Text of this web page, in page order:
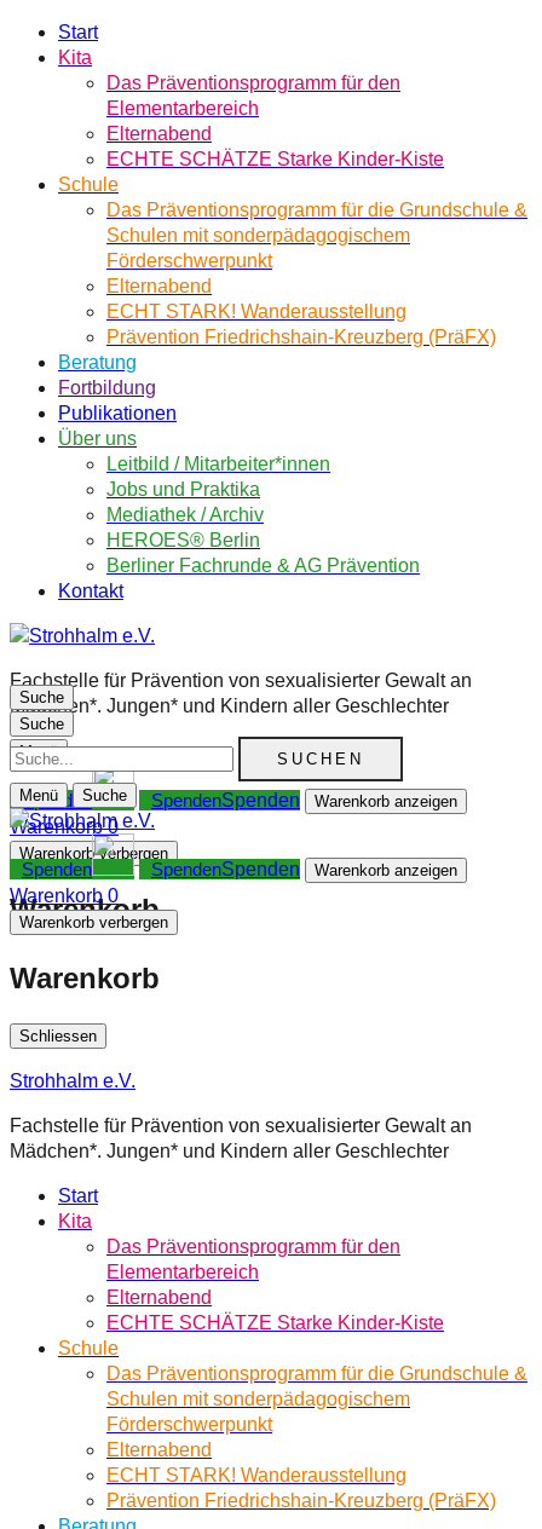
Start
Kita
Das Präventionsprogramm für den
Elementarbereich
Elternabend
ECHTE SCHÄTZE Starke Kinder-Kiste
Schule
Das Präventionsprogramm für die Grundschule &
Schulen mit sonderpädagogischem
Förderschwerpunkt
Elternabend
ECHT STARK! Wanderausstellung
Prävention Friedrichshain-Kreuzberg (PräFX)
Beratung
Fortbildung
Publikationen
Über uns
Leitbild / Mitarbeiter*innen
Jobs und Praktika
Mediathek / Archiv
HEROES® Berlin
Berliner Fachrunde & AG Prävention
Kontakt
Fachstelle für Prävention von sexualisierter Gewalt an
Mädchen*. Jungen* und Kindern aller Geschlechter
Menü
Spenden Warenkorb anzeigen
Warenkorb 0
Warenkorb verbergen
Warenkorb
Suche
Suche
Suche
Menü Suche
Spenden Warenkorb anzeigen
Warenkorb 0
Warenkorb verbergen
Warenkorb
Schliessen
Strohhalm e.V.
Fachstelle für Prävention von sexualisierter Gewalt an
Mädchen*. Jungen* und Kindern aller Geschlechter
Start
Kita
Das Präventionsprogramm für den
Elementarbereich
Elternabend
ECHTE SCHÄTZE Starke Kinder-Kiste
Schule
Das Präventionsprogramm für die Grundschule &
Schulen mit sonderpädagogischem
Förderschwerpunkt
Elternabend
ECHT STARK! Wanderausstellung
Prävention Friedrichshain-Kreuzberg (PräFX)